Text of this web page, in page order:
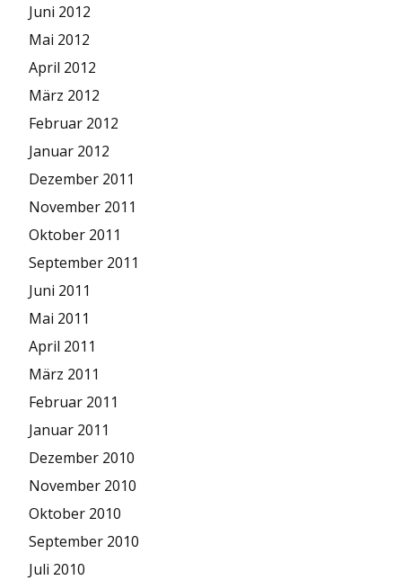
Juni 2012
Mai 2012
April 2012
März 2012
Februar 2012
Januar 2012
Dezember 2011
November 2011
Oktober 2011
September 2011
Juni 2011
Mai 2011
April 2011
März 2011
Februar 2011
Januar 2011
Dezember 2010
November 2010
Oktober 2010
September 2010
Juli 2010